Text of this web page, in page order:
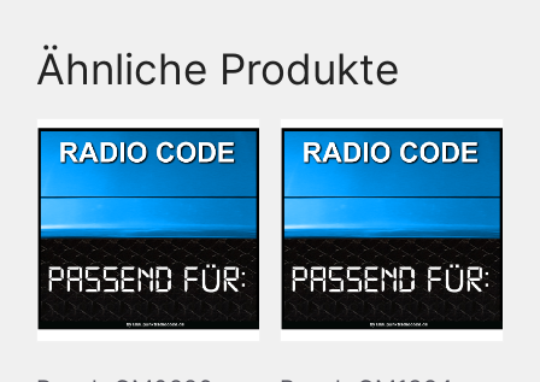
Ähnliche Produkte